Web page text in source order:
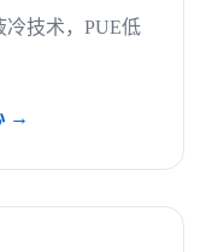
技术，PUE低
→